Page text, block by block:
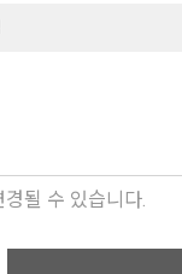
될 수 있습니다.